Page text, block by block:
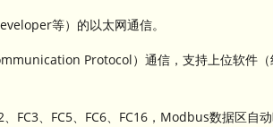
等）的以太网通信。
Protocol）通信，支持上位软件
FC3、FC5、FC6、FC16，Modbus数据区自动